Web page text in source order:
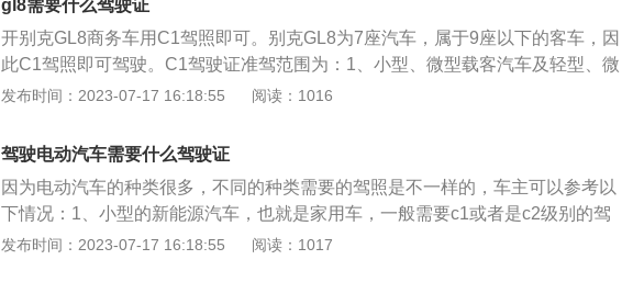
之一的，可以并处十五日以下拘留。
车、大型货车、小型汽车、小型自动挡汽车、低速载货汽车、三轮汽车、残疾人
专用小型自动挡载客汽车、普通三轮摩托车、普通二轮摩托车、轻便摩托车、轮
请增加准驾车型的，可以申请增加的准驾车型为大型客车、重型牵引挂车、城市
轮汽车、轻型牵引挂车、普通三轮摩托车、普通二轮摩托车、轻便摩托车、轮式
专用机械车、无轨电车、有轨电车。
证作废，不得继续使用机动车驾驶证被依法扣押、扣留或者暂扣期间，机动车驾
驶人不得申请补发。更换驾驶证具体的流程如下：1、准备好一寸免冠照片、体
检合格证明（需要是县级或者以上医院开具出来的证明）、驾驶证、身份证、旧
驾驶证。2、前往车管所办理大厅，找到更换驾驶证业务的窗口。填写《机动车
本费，就能领取新的驾驶证。在更换驾驶证之前，需要先去处理好违章记录，支
付罚款，如果没有处理，就不会更换驾驶证。正常情况下，驾驶证到期前90天之
内都是可以去申请更换的，需要合理安排好时间，否则驾驶证过期后，继续开车
gl8需要什么驾驶证
开别克GL8商务车用C1驾照即可。别克GL8为7座汽车，属于9座以下的客车，因
此C1驾照即可驾驶。C1驾驶证准驾范围为：1、小型、微型载客汽车及轻型、微
型载货汽车。2、轻、小、微型专项作业车。3、小型载客汽车乘坐人数小于或等
知识、场地驾驶、道路驾驶、安全文明驾驶常识等四项。考试科目的顺序按交通
法规及相关知识（简称科目一）、场地驾驶（简称科目二）、道路驾驶（简称科
目三）、安全文明常识（简称科目四）依次进行。在考试过程中，前一科目不及
格，以下科目不再进行，科目二、科目三考试一次，补考一次，补考机会有5
次，补考5次仍不合格的，本次考试终止。在学习驾驶证有效期内，允许重新申
发布时间：2023-07-17 16:18:55 阅读：1016
驾驶电动汽车需要什么驾驶证
因为电动汽车的种类很多，不同的种类需要的驾照是不一样的，车主可以参考以
下情况：1、小型的新能源汽车，也就是家用车，一般需要c1或者是c2级别的驾
驶证，因为电动汽车也分为自动挡和手动挡，所以车主需要参考实际情况。2、
发布时间：2023-07-17 16:18:55 阅读：1017